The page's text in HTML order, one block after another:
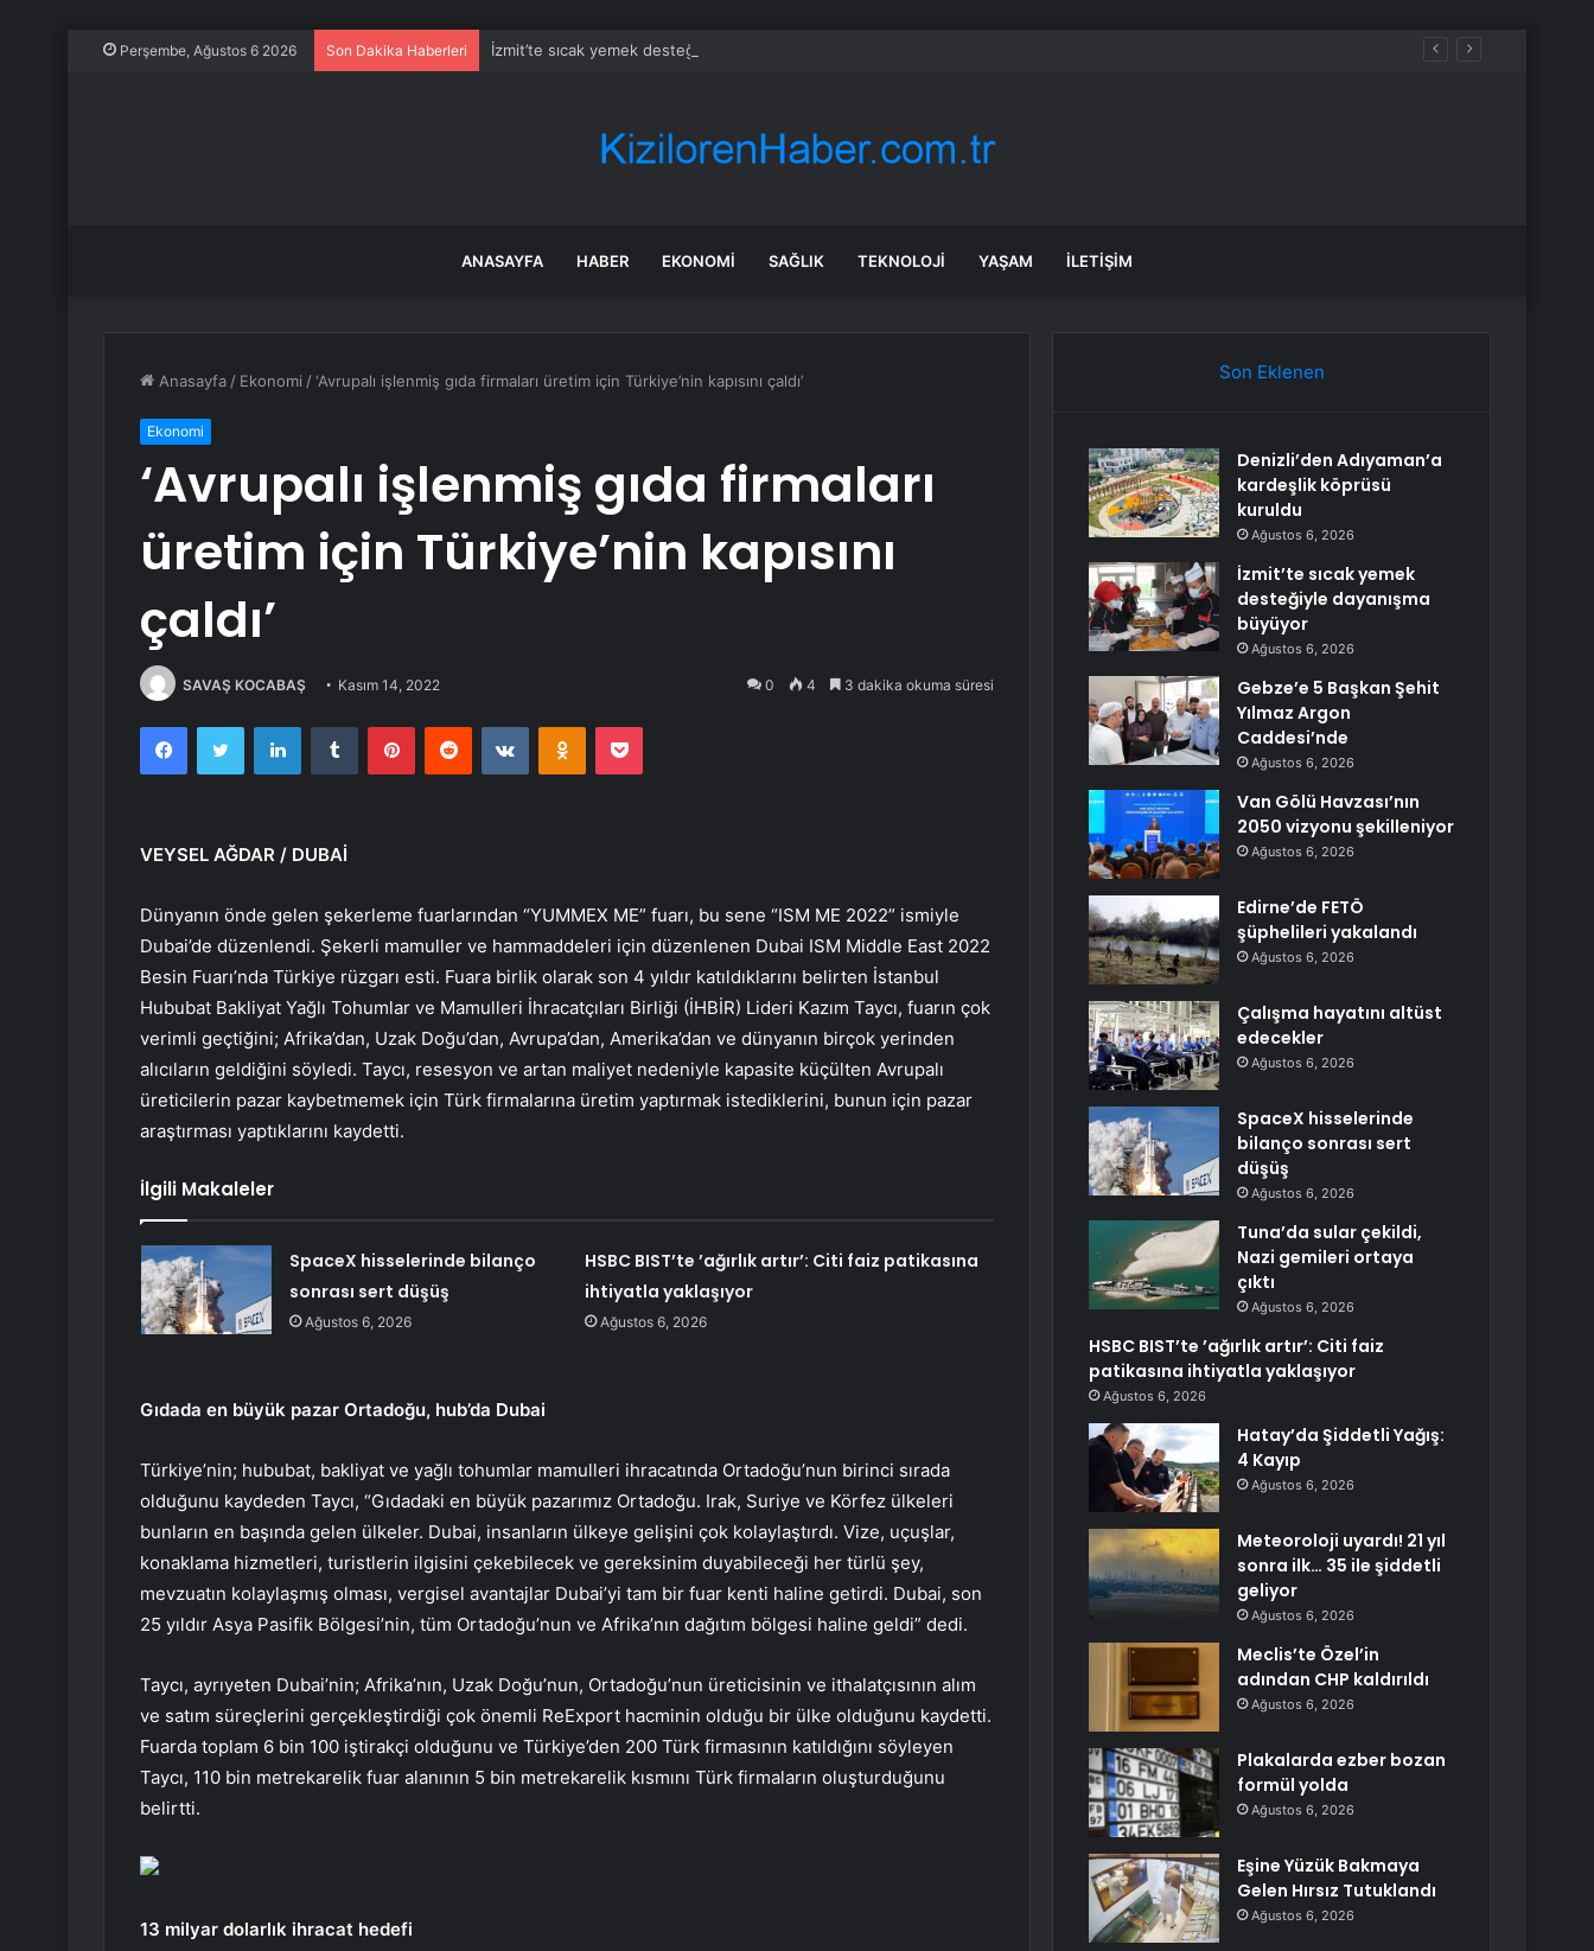
Perşembe, Ağustos 6 2026 Son Dakika Haberleri İzmit’te sıcak yemek desteğiyle dayanışma büyüyor
ANASAYFA HABER EKONOMI SAĞLIK TEKNOLOJI YAŞAM İLETIŞIM
Anasayfa / Ekonomi /‘Avrupalı işlenmiş gıda firmaları üretim için Türkiye’nin kapısını çaldı’
Ekonomi
‘Avrupalı işlenmiş gıda firmaları
üretim için Türkiye’nin kapısını
çaldı’
SAVAŞ KOCABAŞ Kasım 14, 2022 0 4 3 dakika okuma süresi
FacebookTwitter LinkedInTumblr PinterestReddit VKontakteOdnoklassniki
Pocket
VEYSEL AĞDAR / DUBAİ
Dünyanın önde gelen şekerleme fuarlarından “YUMMEX ME” fuarı, bu sene “ISM ME 2022” ismiyle
Dubai’de düzenlendi. Şekerli mamuller ve hammaddeleri için düzenlenen Dubai ISM Middle East 2022
Besin Fuarı’nda Türkiye rüzgarı esti. Fuara birlik olarak son 4 yıldır katıldıklarını belirten İstanbul
Hububat Bakliyat Yağlı Tohumlar ve Mamulleri İhracatçıları Birliği (İHBİR) Lideri Kazım Taycı, fuarın çok
verimli geçtiğini; Afrika’dan, Uzak Doğu’dan, Avrupa’dan, Amerika’dan ve dünyanın birçok yerinden
alıcıların geldiğini söyledi. Taycı, resesyon ve artan maliyet nedeniyle kapasite küçülten Avrupalı
üreticilerin pazar kaybetmemek için Türk firmalarına üretim yaptırmak istediklerini, bunun için pazar
araştırması yaptıklarını kaydetti.
İlgili Makaleler
SpaceX hisselerinde bilanço
sonrası sert düşüş
Ağustos 6, 2026
HSBC BIST’te ’ağırlık artır’: Citi faiz patikasına
ihtiyatla yaklaşıyor
Ağustos 6, 2026
Gıdada en büyük pazar Ortadoğu, hub’da Dubai
Türkiye’nin; hububat, bakliyat ve yağlı tohumlar mamulleri ihracatında Ortadoğu’nun birinci sırada
olduğunu kaydeden Taycı, “Gıdadaki en büyük pazarımız Ortadoğu. Irak, Suriye ve Körfez ülkeleri
bunların en başında gelen ülkeler. Dubai, insanların ülkeye gelişini çok kolaylaştırdı. Vize, uçuşlar,
konaklama hizmetleri, turistlerin ilgisini çekebilecek ve gereksinim duyabileceği her türlü şey,
mevzuatın kolaylaşmış olması, vergisel avantajlar Dubai’yi tam bir fuar kenti haline getirdi. Dubai, son
25 yıldır Asya Pasifik Bölgesi’nin, tüm Ortadoğu’nun ve Afrika’nın dağıtım bölgesi haline geldi” dedi.
Taycı, ayrıyeten Dubai’nin; Afrika’nın, Uzak Doğu’nun, Ortadoğu’nun üreticisinin ve ithalatçısının alım
ve satım süreçlerini gerçekleştirdiği çok önemli ReExport hacminin olduğu bir ülke olduğunu kaydetti.
Fuarda toplam 6 bin 100 iştirakçi olduğunu ve Türkiye’den 200 Türk firmasının katıldığını söyleyen
Taycı, 110 bin metrekarelik fuar alanının 5 bin metrekarelik kısmını Türk firmaların oluşturduğunu
belirtti.
13 milyar dolarlık ihracat hedefi
Son Eklenen
Denizli’den Adıyaman’a
kardeşlik köprüsü
kuruldu
Ağustos 6, 2026
İzmit’te sıcak yemek
desteğiyle dayanışma
büyüyor
Ağustos 6, 2026
Gebze’e 5 Başkan Şehit
Yılmaz Argon
Caddesi’nde
Ağustos 6, 2026
Van Gölü Havzası’nın
2050 vizyonu şekilleniyor
Ağustos 6, 2026
Edirne’de FETÖ
şüphelileri yakalandı
Ağustos 6, 2026
Çalışma hayatını altüst
edecekler
Ağustos 6, 2026
SpaceX hisselerinde
bilanço sonrası sert
düşüş
Ağustos 6, 2026
Tuna’da sular çekildi,
Nazi gemileri ortaya
çıktı
Ağustos 6, 2026
HSBC BIST’te ’ağırlık artır’: Citi faiz
patikasına ihtiyatla yaklaşıyor
Ağustos 6, 2026
Hatay’da Şiddetli Yağış:
4 Kayıp
Ağustos 6, 2026
Meteoroloji uyardı! 21 yıl
sonra ilk… 35 ile şiddetli
geliyor
Ağustos 6, 2026
Meclis’te Özel’in
adından CHP kaldırıldı
Ağustos 6, 2026
Plakalarda ezber bozan
formül yolda
Ağustos 6, 2026
Eşine Yüzük Bakmaya
Gelen Hırsız Tutuklandı
Ağustos 6, 2026